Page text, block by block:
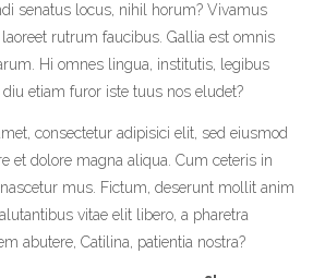
senatus locus, nihil horum? Vivamus
rutrum faucibus. Gallia est omnis
Hi omnes lingua, institutis, legibus
etiam furor iste tuus nos eludet?
consectetur adipisici elit, sed eiusmod
et dolore magna aliqua. Cum ceteris in
mus. Fictum, deserunt mollit anim
vitae elit libero, a pharetra
abutere, Catilina, patientia nostra?